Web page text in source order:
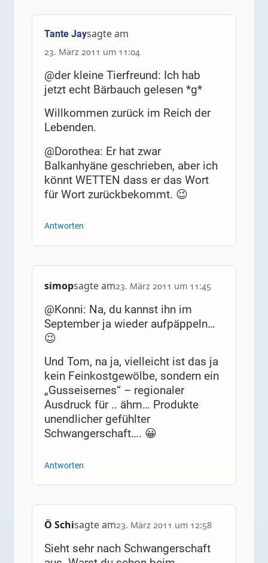
Tante Jaysagte am
23. März 2011 um 11:04
@der kleine Tierfreund: Ich hab
jetzt echt Bärbauch gelesen *g*
Willkommen zurück im Reich der
Lebenden.
@Dorothea: Er hat zwar
Balkanhyäne geschrieben, aber ich
könnt WETTEN dass er das Wort
für Wort zurückbekommt. 😉
Antworten
simopsagte am23. März 2011 um 11:45
@Konni: Na, du kannst ihn im
September ja wieder aufpäppeln…
😉
Und Tom, na ja, vielleicht ist das ja
kein Feinkostgewölbe, sondern ein
„Gusseisernes“ – regionaler
Ausdruck für .. ähm… Produkte
unendlicher gefühlter
Schwangerschaft…. 😀
Antworten
Ö Schisagte am23. März 2011 um 12:58
Sieht sehr nach Schwangerschaft